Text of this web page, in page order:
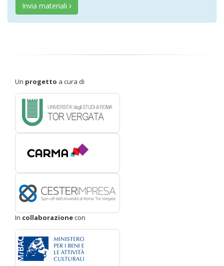
Invia materiali
Un progetto a cura di
In collaborazionecon